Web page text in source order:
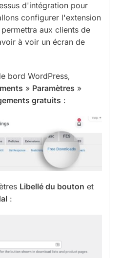
d'intégration pour
configurer l'extension
aux clients de
à voir un écran de
bord WordPress,
» Paramètres »
gratuits :
Libellé du bouton et
: